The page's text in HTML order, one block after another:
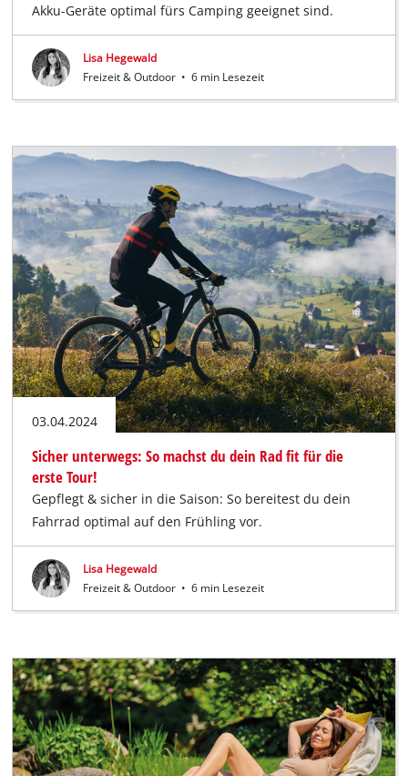
Akku-Geräte optimal fürs Camping geeignet sind.
Lisa Hegewald
Freizeit & Outdoor • 6 min Lesezeit
03.04.2024
Sicher unterwegs: So machst du dein Rad fit für die
erste Tour!
Gepflegt & sicher in die Saison: So bereitest du dein
Fahrrad optimal auf den Frühling vor.
Lisa Hegewald
Freizeit & Outdoor • 6 min Lesezeit